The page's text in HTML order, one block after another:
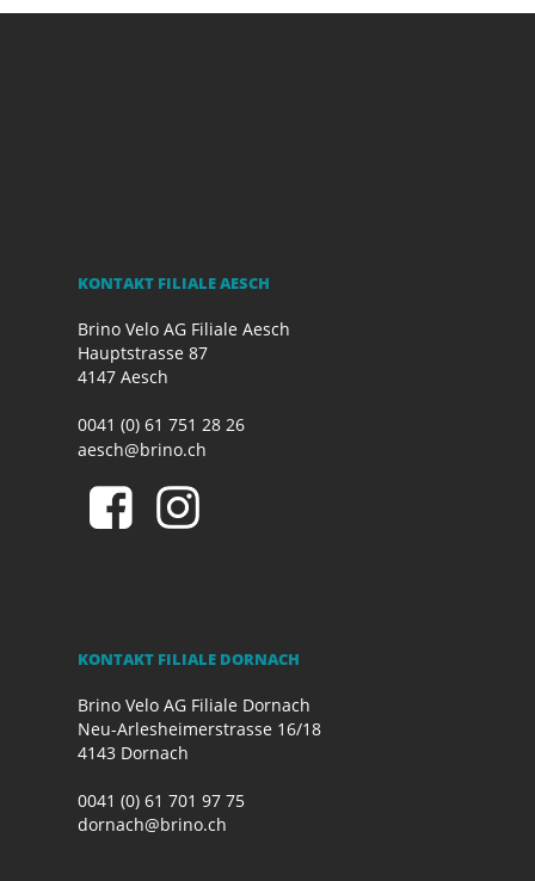
KONTAKT FILIALE AESCH
Brino Velo AG Filiale Aesch
Hauptstrasse 87
4147 Aesch
0041 (0) 61 751 28 26
aesch@brino.ch
KONTAKT FILIALE DORNACH
Brino Velo AG Filiale Dornach
Neu-Arlesheimerstrasse 16/18
4143 Dornach
0041 (0) 61 701 97 75
dornach@brino.ch